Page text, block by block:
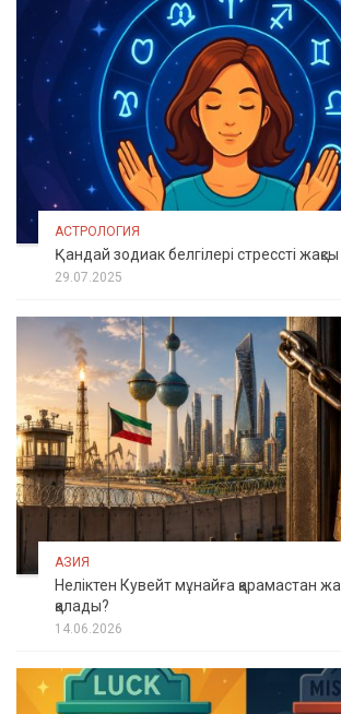
АСТРОЛОГИЯ
Қандай зодиак белгілері стрессті
29.07.2025
АЗИЯ
Неліктен Кувейт мұнайға қарамастан
қалады?
14.06.2026